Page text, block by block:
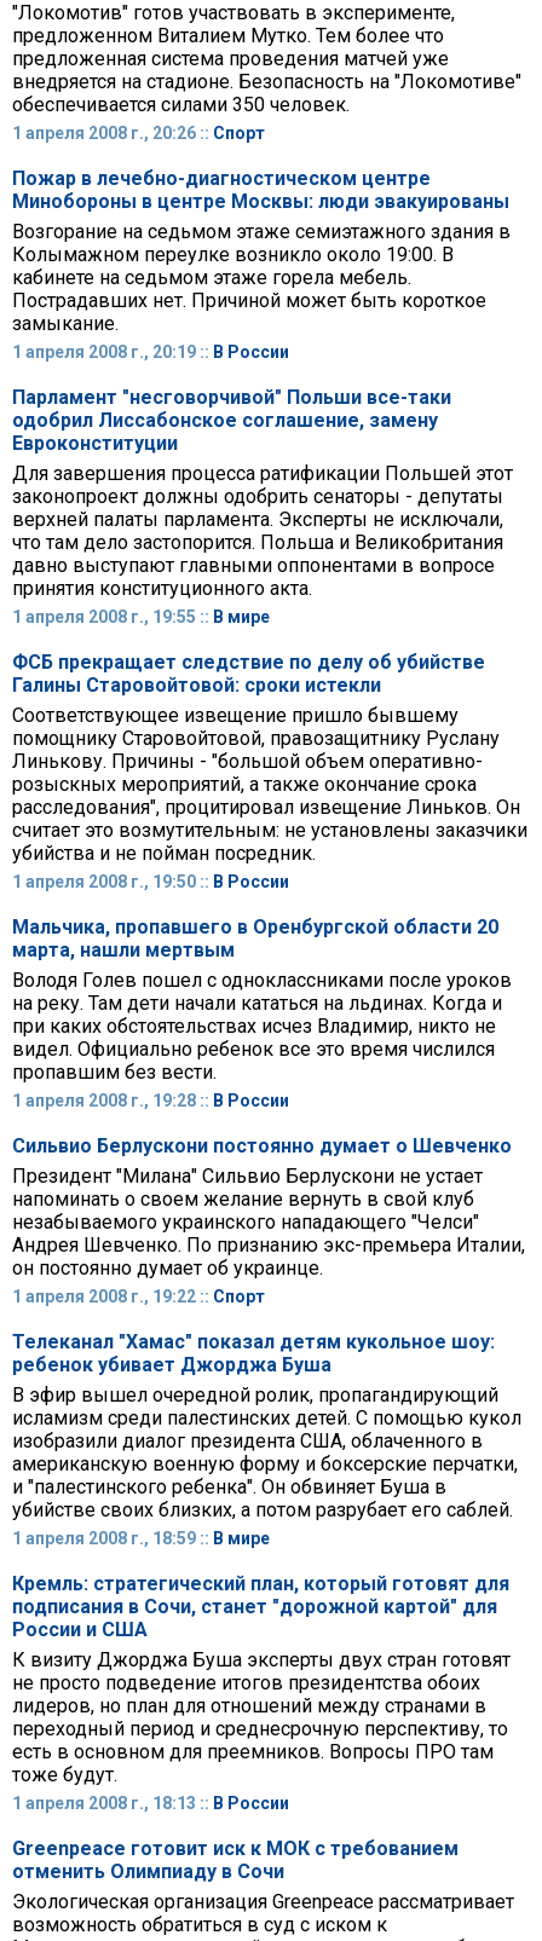
"Локомотив" готов участвовать в эксперименте,
предложенном Виталием Мутко. Тем более что
предложенная система проведения матчей уже
внедряется на стадионе. Безопасность на "Локомотиве"
обеспечивается силами 350 человек.
1 апреля 2008 г., 20:26 :: Спорт
Пожар в лечебно-диагностическом центре
Минобороны в центре Москвы: люди эвакуированы
Возгорание на седьмом этаже семиэтажного здания в
Колымажном переулке возникло около 19:00. В
кабинете на седьмом этаже горела мебель.
Пострадавших нет. Причиной может быть короткое
замыкание.
1 апреля 2008 г., 20:19 :: В России
Парламент "несговорчивой" Польши все-таки
одобрил Лиссабонское соглашение, замену
Евроконституции
Для завершения процесса ратификации Польшей этот
законопроект должны одобрить сенаторы - депутаты
верхней палаты парламента. Эксперты не исключали,
что там дело застопорится. Польша и Великобритания
давно выступают главными оппонентами в вопросе
принятия конституционного акта.
1 апреля 2008 г., 19:55 :: В мире
ФСБ прекращает следствие по делу об убийстве
Галины Старовойтовой: сроки истекли
Соответствующее извещение пришло бывшему
помощнику Старовойтовой, правозащитнику Руслану
Линькову. Причины - "большой объем оперативно-
розыскных мероприятий, а также окончание срока
расследования", процитировал извещение Линьков. Он
считает это возмутительным: не установлены заказчики
убийства и не пойман посредник.
1 апреля 2008 г., 19:50 :: В России
Мальчика, пропавшего в Оренбургской области 20
марта, нашли мертвым
Володя Голев пошел с одноклассниками после уроков
на реку. Там дети начали кататься на льдинах. Когда и
при каких обстоятельствах исчез Владимир, никто не
видел. Официально ребенок все это время числился
пропавшим без вести.
1 апреля 2008 г., 19:28 :: В России
Сильвио Берлускони постоянно думает о Шевченко
Президент "Милана" Сильвио Берлускони не устает
напоминать о своем желание вернуть в свой клуб
незабываемого украинского нападающего "Челси"
Андрея Шевченко. По признанию экс-премьера Италии,
он постоянно думает об украинце.
1 апреля 2008 г., 19:22 :: Спорт
Телеканал "Хамас" показал детям кукольное шоу:
ребенок убивает Джорджа Буша
В эфир вышел очередной ролик, пропагандирующий
исламизм среди палестинских детей. С помощью кукол
изобразили диалог президента США, облаченного в
американскую военную форму и боксерские перчатки,
и "палестинского ребенка". Он обвиняет Буша в
убийстве своих близких, а потом разрубает его саблей.
1 апреля 2008 г., 18:59 :: В мире
Кремль: стратегический план, который готовят для
подписания в Сочи, станет "дорожной картой" для
России и США
К визиту Джорджа Буша эксперты двух стран готовят
не просто подведение итогов президентства обоих
лидеров, но план для отношений между странами в
переходный период и среднесрочную перспективу, то
есть в основном для преемников. Вопросы ПРО там
тоже будут.
1 апреля 2008 г., 18:13 :: В России
Greenpeace готовит иск к МОК с требованием
отменить Олимпиаду в Сочи
Экологическая организация Greenpeace рассматривает
возможность обратиться в суд с иском к